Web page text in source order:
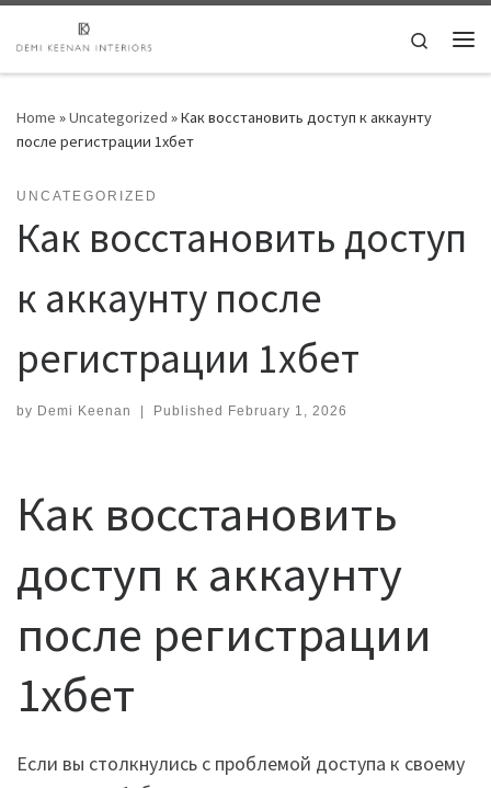
Skip to content
Search
Home »Uncategorized »Как восстановить доступ к аккаунту
после регистрации 1хбет
UNCATEGORIZED
Как восстановить доступ
к аккаунту после
регистрации 1хбет
by Demi Keenan | Published February 1, 2026
Как восстановить
доступ к аккаунту
после регистрации
1хбет
Если вы столкнулись с проблемой доступа к своему